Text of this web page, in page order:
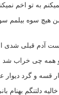
به تو اخم
هیچ سوه بیلمم
آدم قبلی شدی
همه چی خراب شد
قسه و گرد دیوار
دلتنگم بهنام